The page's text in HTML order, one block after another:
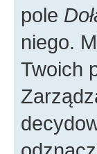
pole
niego.
Twoich